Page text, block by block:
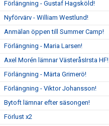
Förlängning - Gustaf Hagsköld!
Nyförvärv - William Westlund!
Anmälan öppen till Summer Camp!
Förlängning - Maria Larsen!
Axel Morén lämnar VästeråsIrsta HF!
Förlängning - Märta Grimerö!
Förlängning - Viktor Johansson!
Bytoft lämnar efter säsongen!
Förlust x2